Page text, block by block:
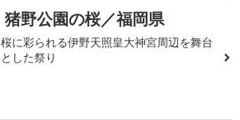
猪野公園の桜／福岡県
桜に彩られる伊野天照皇大神宮周辺を舞台
とした祭り